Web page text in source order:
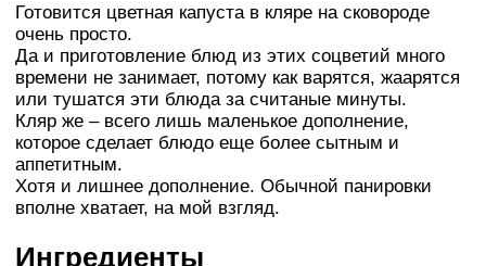
Готовится цветная капуста в кляре на сковороде
очень просто.
Да и приготовление блюд из этих соцветий много
времени не занимает, потому как варятся, жаарятся
или тушатся эти блюда за считаные минуты.
Кляр же – всего лишь маленькое дополнение,
которое сделает блюдо еще более сытным и
аппетитным.
Хотя и лишнее дополнение. Обычной панировки
вполне хватает, на мой взгляд.
Ингредиенты